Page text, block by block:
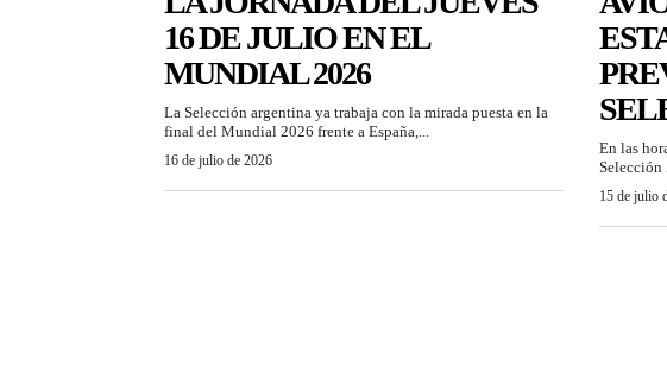
16 DE JULIO EN EL
MUNDIAL 2026
La Selección argentina ya trabaja con la mirada puesta en la
final del Mundial 2026 frente a España,...
16 de julio de 2026
En las
Selección
15 de julio